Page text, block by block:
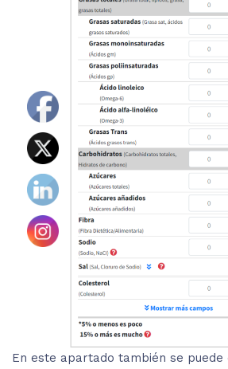
En este apartado también se puede